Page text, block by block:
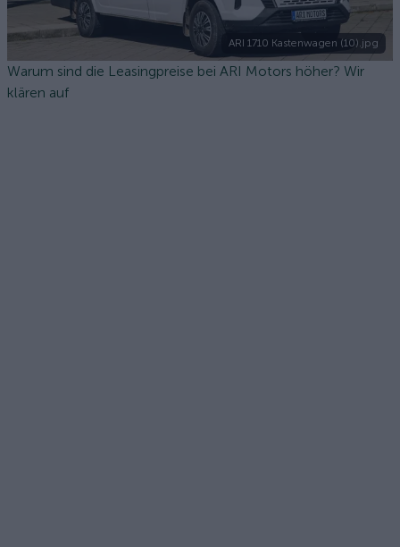
ARI 1710 Kastenwagen (10).jpg
Warum sind die Leasingpreise bei ARI Motors höher? Wir
klären auf